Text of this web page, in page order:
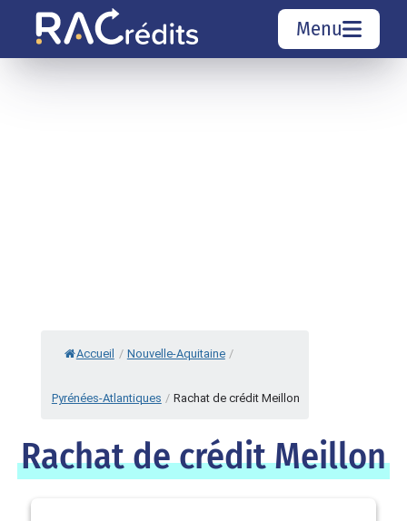
Menu
Accueil / Nouvelle-Aquitaine /
Pyrénées-Atlantiques / Rachat de crédit Meillon
Rachat de crédit Meillon